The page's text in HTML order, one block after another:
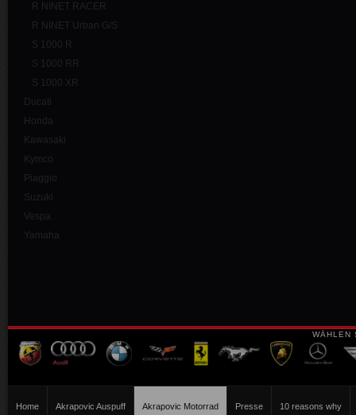
WÄHLEN
Home Akrapovic Auspuff Akrapovic Motorrad Presse 10 reasons why
R NINET RACER
R NINET Urban G/S
S 1000 R
S 1000 RR
S 1000 XR
Ducati
Honda
Kawasaki
Kymco
Piaggio
Suzuki
Vespa
Yamaha